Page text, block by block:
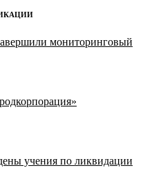
мониторинговый
учения по ликвидации